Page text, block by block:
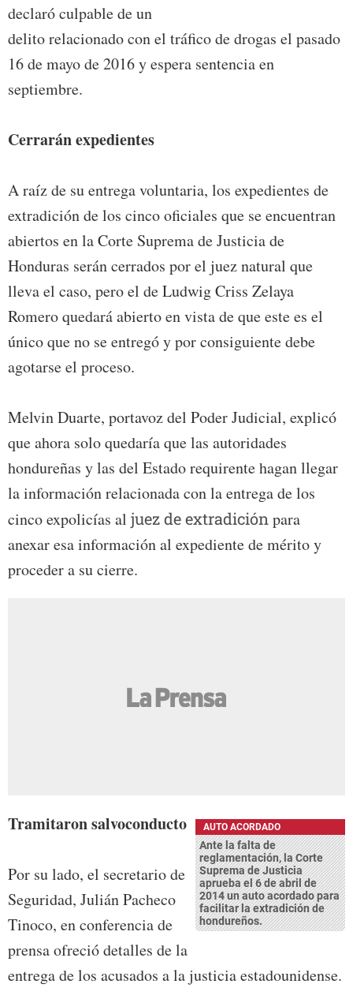
declaró culpable de un
delito relacionado con el tráfico de drogas el pasado
16 de mayo de 2016 y espera sentencia en
septiembre.
Cerrarán expedientes
A raíz de su entrega voluntaria, los expedientes de
extradición de los cinco oficiales que se encuentran
abiertos en la Corte Suprema de Justicia de
Honduras serán cerrados por el juez natural que
lleva el caso, pero el de Ludwig Criss Zelaya
Romero quedará abierto en vista de que este es el
único que no se entregó y por consiguiente debe
agotarse el proceso.
Melvin Duarte, portavoz del Poder Judicial, explicó
que ahora solo quedaría que las autoridades
hondureñas y las del Estado requirente hagan llegar
la información relacionada con la entrega de los
cinco expolicías al juez de extradiciónpara
anexar esa información al expediente de mérito y
proceder a su cierre.
AUTO ACORDADO
Ante la falta de
reglamentación, la Corte
Suprema de Justicia
aprueba el 6 de abril de
2014 un auto acordado para
facilitar la extradición de
hondureños.
Tramitaron salvoconducto
Por su lado, el secretario de
Seguridad, Julián Pacheco
Tinoco, en conferencia de
prensa ofreció detalles de la
entrega de los acusados a la justicia estadounidense.